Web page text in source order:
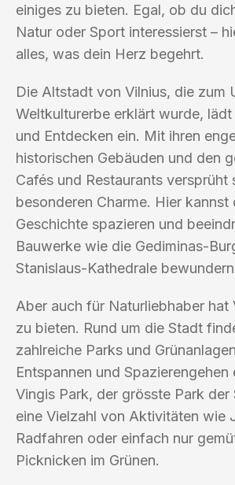
einiges zu bieten. Egal, ob du
Natur oder Sport interessierst –
alles, was dein Herz begehrt.
Die Altstadt von Vilnius, die zum
Weltkulturerbe erklärt wurde, lädt
und Entdecken ein. Mit ihren
historischen Gebäuden und den
Cafés und Restaurants versprüht
besonderen Charme. Hier kannst
Geschichte spazieren und
Bauwerke wie die Gediminas-
Stanislaus-Kathedrale
Aber auch für Naturliebhaber hat
zu bieten. Rund um die Stadt
zahlreiche Parks und
Entspannen und Spazierengehen
Vingis Park, der grösste Park
eine Vielzahl von Aktivitäten wie
Radfahren oder einfach nur
Picknicken im Grünen.